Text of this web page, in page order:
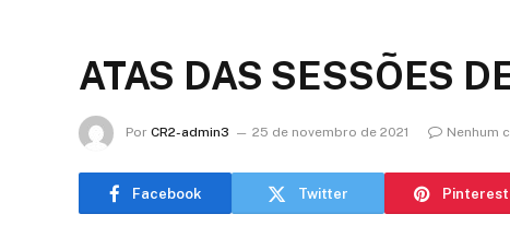
ATAS DAS SESSÕES
Por CR2-admin3 25 de novembro de 2021 Nenhum
Facebook Twitter Pinterest